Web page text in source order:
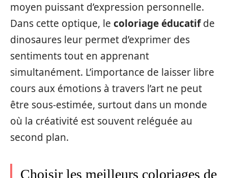
moyen puissant d’expression personnelle.
Dans cette optique, le coloriage éducatifde
dinosaures leur permet d’exprimer des
sentiments tout en apprenant
simultanément. L’importance de laisser libre
cours aux émotions à travers l’art ne peut
être sous-estimée, surtout dans un monde
où la créativité est souvent reléguée au
second plan.
Choisir les meilleurs coloriages de